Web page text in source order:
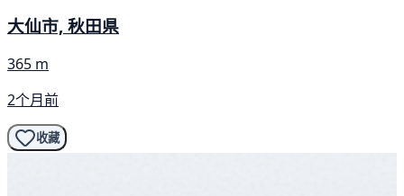
大仙市, 秋田県
365 m
2个月前
收藏